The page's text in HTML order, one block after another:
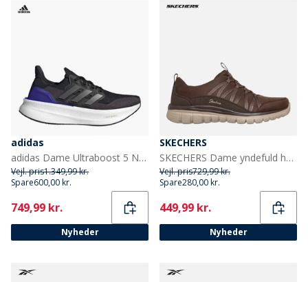
adidas
adidas Dame Ultraboost 5 Neutrale Løbesko Core Black/Night Metallic/Night Flash
Vejl. pris1.349,99 kr.
Spare600,00 kr.
Current
749,99 kr.
Nyheder
SKECHERS
SKECHERS Dame yndefuld hyggelig krammesneakers Brun
Vejl. pris729,99 kr.
Spare280,00 kr.
Current
449,99 kr.
Nyheder